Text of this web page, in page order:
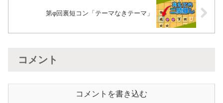
第φ回裏短コン「テーマなきテーマ」
コメント
コメントを書き込む